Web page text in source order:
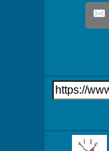
Link
auf's